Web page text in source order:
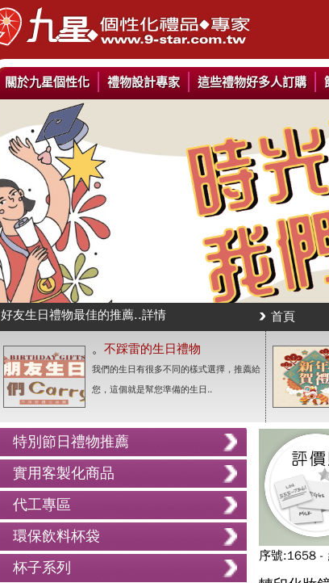
關於九星個性化 禮物設計專家 這些禮物好多人訂購
情人抱枕我們幫你挑好了..詳情
好友生日禮物最佳的推薦..詳情
公仔娃娃製作與場景推薦..詳情
人像Q畫似顏繪圖可愛喔..詳情
老人防走失牌製作-手鍊..詳情
情人抱枕我們幫你挑好了..詳情
好友生日禮物最佳的推薦..詳情
公仔娃娃製作與場景推薦..詳情
人像Q畫似顏繪圖可愛喔..詳情
老人防走失牌製作-手鍊..詳情
首頁
。 不踩雷的生日禮物
我們的生日有很多不同的樣式選擇，推薦給
您，這個就是幫您準備的生日..
特別節日禮物推薦
實用客製化商品
代工專區
環保飲料杯袋
杯子系列